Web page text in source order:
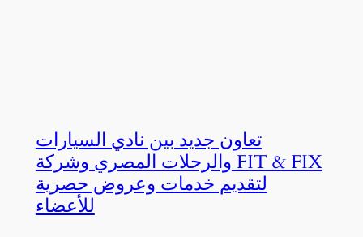
تعاون جديد بين نادي السيارات
والرحلات المصري وشركة FIT & FIX
لتقديم خدمات وعروض حصرية
للأعضاء